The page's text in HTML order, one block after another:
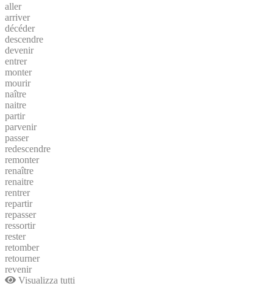
aller
arriver
décéder
descendre
devenir
entrer
monter
mourir
naître
naitre
partir
parvenir
passer
redescendre
remonter
renaître
renaitre
rentrer
repartir
repasser
ressortir
rester
retomber
retourner
revenir
Visualizza tutti